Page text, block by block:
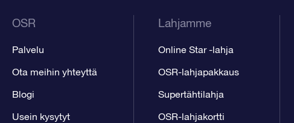
OSR
Palvelu
Ota meihin yhteyttä
Blogi
Usein kysytyt
Lahjamme
Online Star -lahja
OSR-lahjapakkaus
Supertähtilahja
OSR-lahjakortti